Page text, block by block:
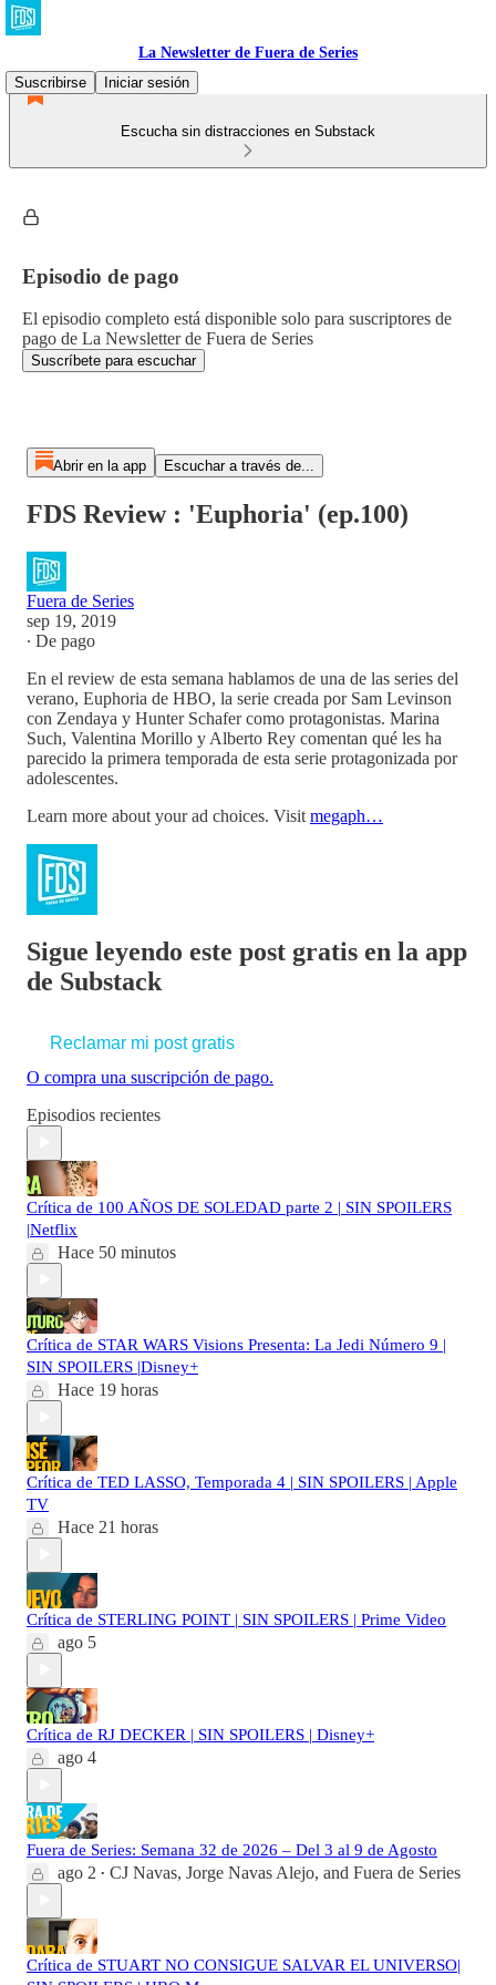
La Newsletter de Fuera de Series
Suscribirse
Iniciar sesión
Escucha sin distracciones en Substack
Episodio de pago
El episodio completo está disponible solo para suscriptores de
pago de La Newsletter de Fuera de Series
Suscríbete para escuchar
Abrir en la app Escuchar a través de...
FDS Review : 'Euphoria' (ep.100)
Fuera de Series
sep 19, 2019
∙ De pago
En el review de esta semana hablamos de una de las series del
verano, Euphoria de HBO, la serie creada por Sam Levinson
con Zendaya y Hunter Schafer como protagonistas. Marina
Such, Valentina Morillo y Alberto Rey comentan qué les ha
parecido la primera temporada de esta serie protagonizada por
adolescentes.
Learn more about your ad choices. Visit megaph…
Sigue leyendo este post gratis en la app
de Substack
Reclamar mi post gratis
O compra una suscripción de pago.
Episodios recientes
Crítica de 100 AÑOS DE SOLEDAD parte 2 | SIN SPOILERS
|Netflix
Hace 50 minutos
Crítica de STAR WARS Visions Presenta: La Jedi Número 9 |
SIN SPOILERS |Disney+
Hace 19 horas
Crítica de TED LASSO, Temporada 4 | SIN SPOILERS | Apple
TV
Hace 21 horas
Crítica de STERLING POINT | SIN SPOILERS | Prime Video
ago 5
Crítica de RJ DECKER | SIN SPOILERS | Disney+
ago 4
Fuera de Series: Semana 32 de 2026 – Del 3 al 9 de Agosto
ago 2 • CJ Navas, Jorge Navas Alejo, and Fuera de Series
Crítica de STUART NO CONSIGUE SALVAR EL UNIVERSO|